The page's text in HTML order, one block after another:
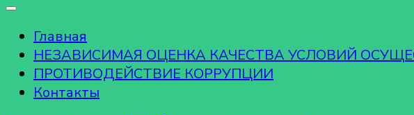
Главная
НЕЗАВИСИМАЯ ОЦЕНКА КАЧЕСТВА УСЛОВИЙ
ПРОТИВОДЕЙСТВИЕ КОРРУПЦИИ
Контакты